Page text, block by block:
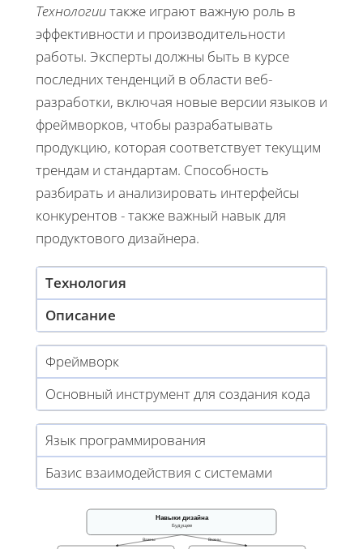
Технологиитакже играют важную роль в
эффективности и производительности
работы. Эксперты должны быть в курсе
последних тенденций в области веб-
разработки, включая новые версии языков и
фреймворков, чтобы разрабатывать
продукцию, которая соответствует текущим
трендам и стандартам. Способность
разбирать и анализировать интерфейсы
конкурентов - также важный навык для
продуктового дизайнера.
Технология
Описание
Фреймворк
Основный инструмент для создания кода
Язык программирования
Базис взаимодействия с системами
Навыки дизайна
Будущее
Важны Важны